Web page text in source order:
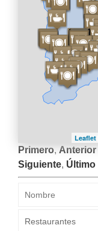
NAVEGACIÓN
Leaflet
Primero, Anterior
Siguiente, Último